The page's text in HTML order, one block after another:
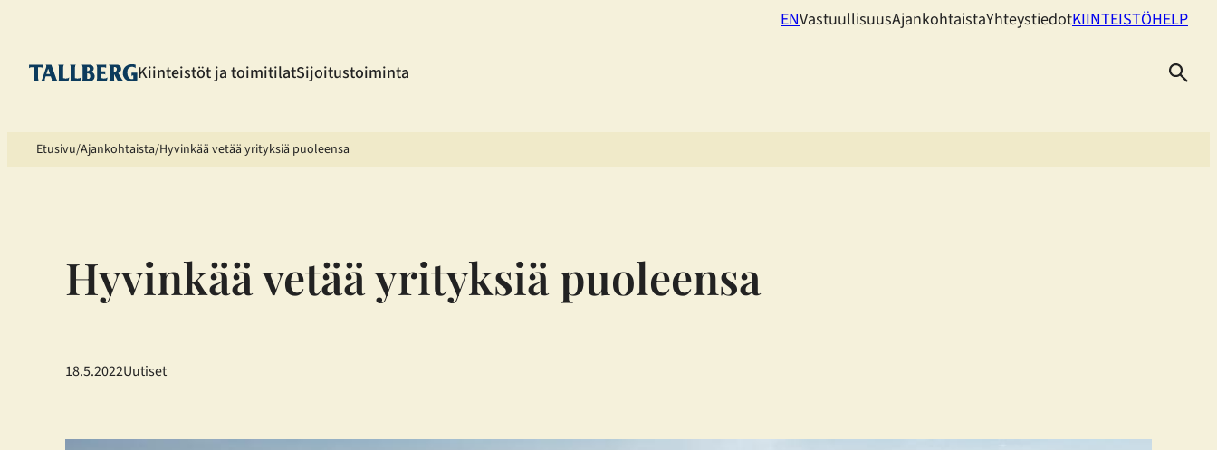
ENVastuullisuusAjankohtaistaYhteystiedotKIINTEISTÖHELP
Kiinteistöt ja toimitilatSijoitustoiminta
Etusivu Ajankohtaista Hyvinkää vetää yrityksiä puoleensa
Hyvinkää vetää yrityksiä puoleensa
18.5.2022Uutiset